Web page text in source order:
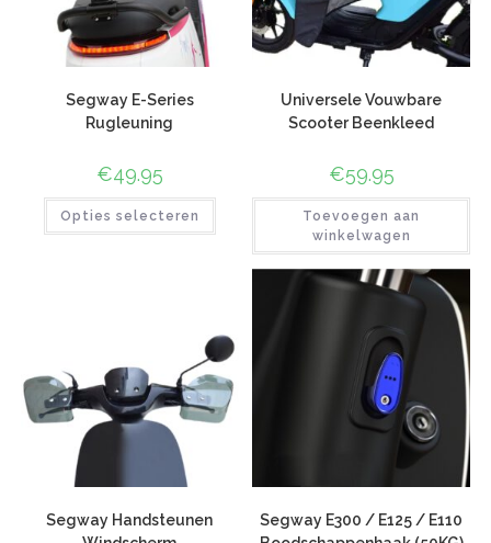
Segway E-Series
Rugleuning
€49.95
Opties selecteren
Universele Vouwbare
Scooter Beenkleed
€59.95
Toevoegen aan
winkelwagen
Segway Handsteunen
Segway E300 / E125 / E110